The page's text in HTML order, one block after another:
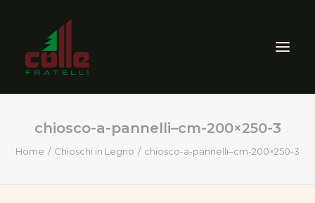
AZIENDA
chiosco-a-pannelli–cm-200×250-3
Home Chioschi in Legno chiosco-a-pannelli–cm-200×250-3